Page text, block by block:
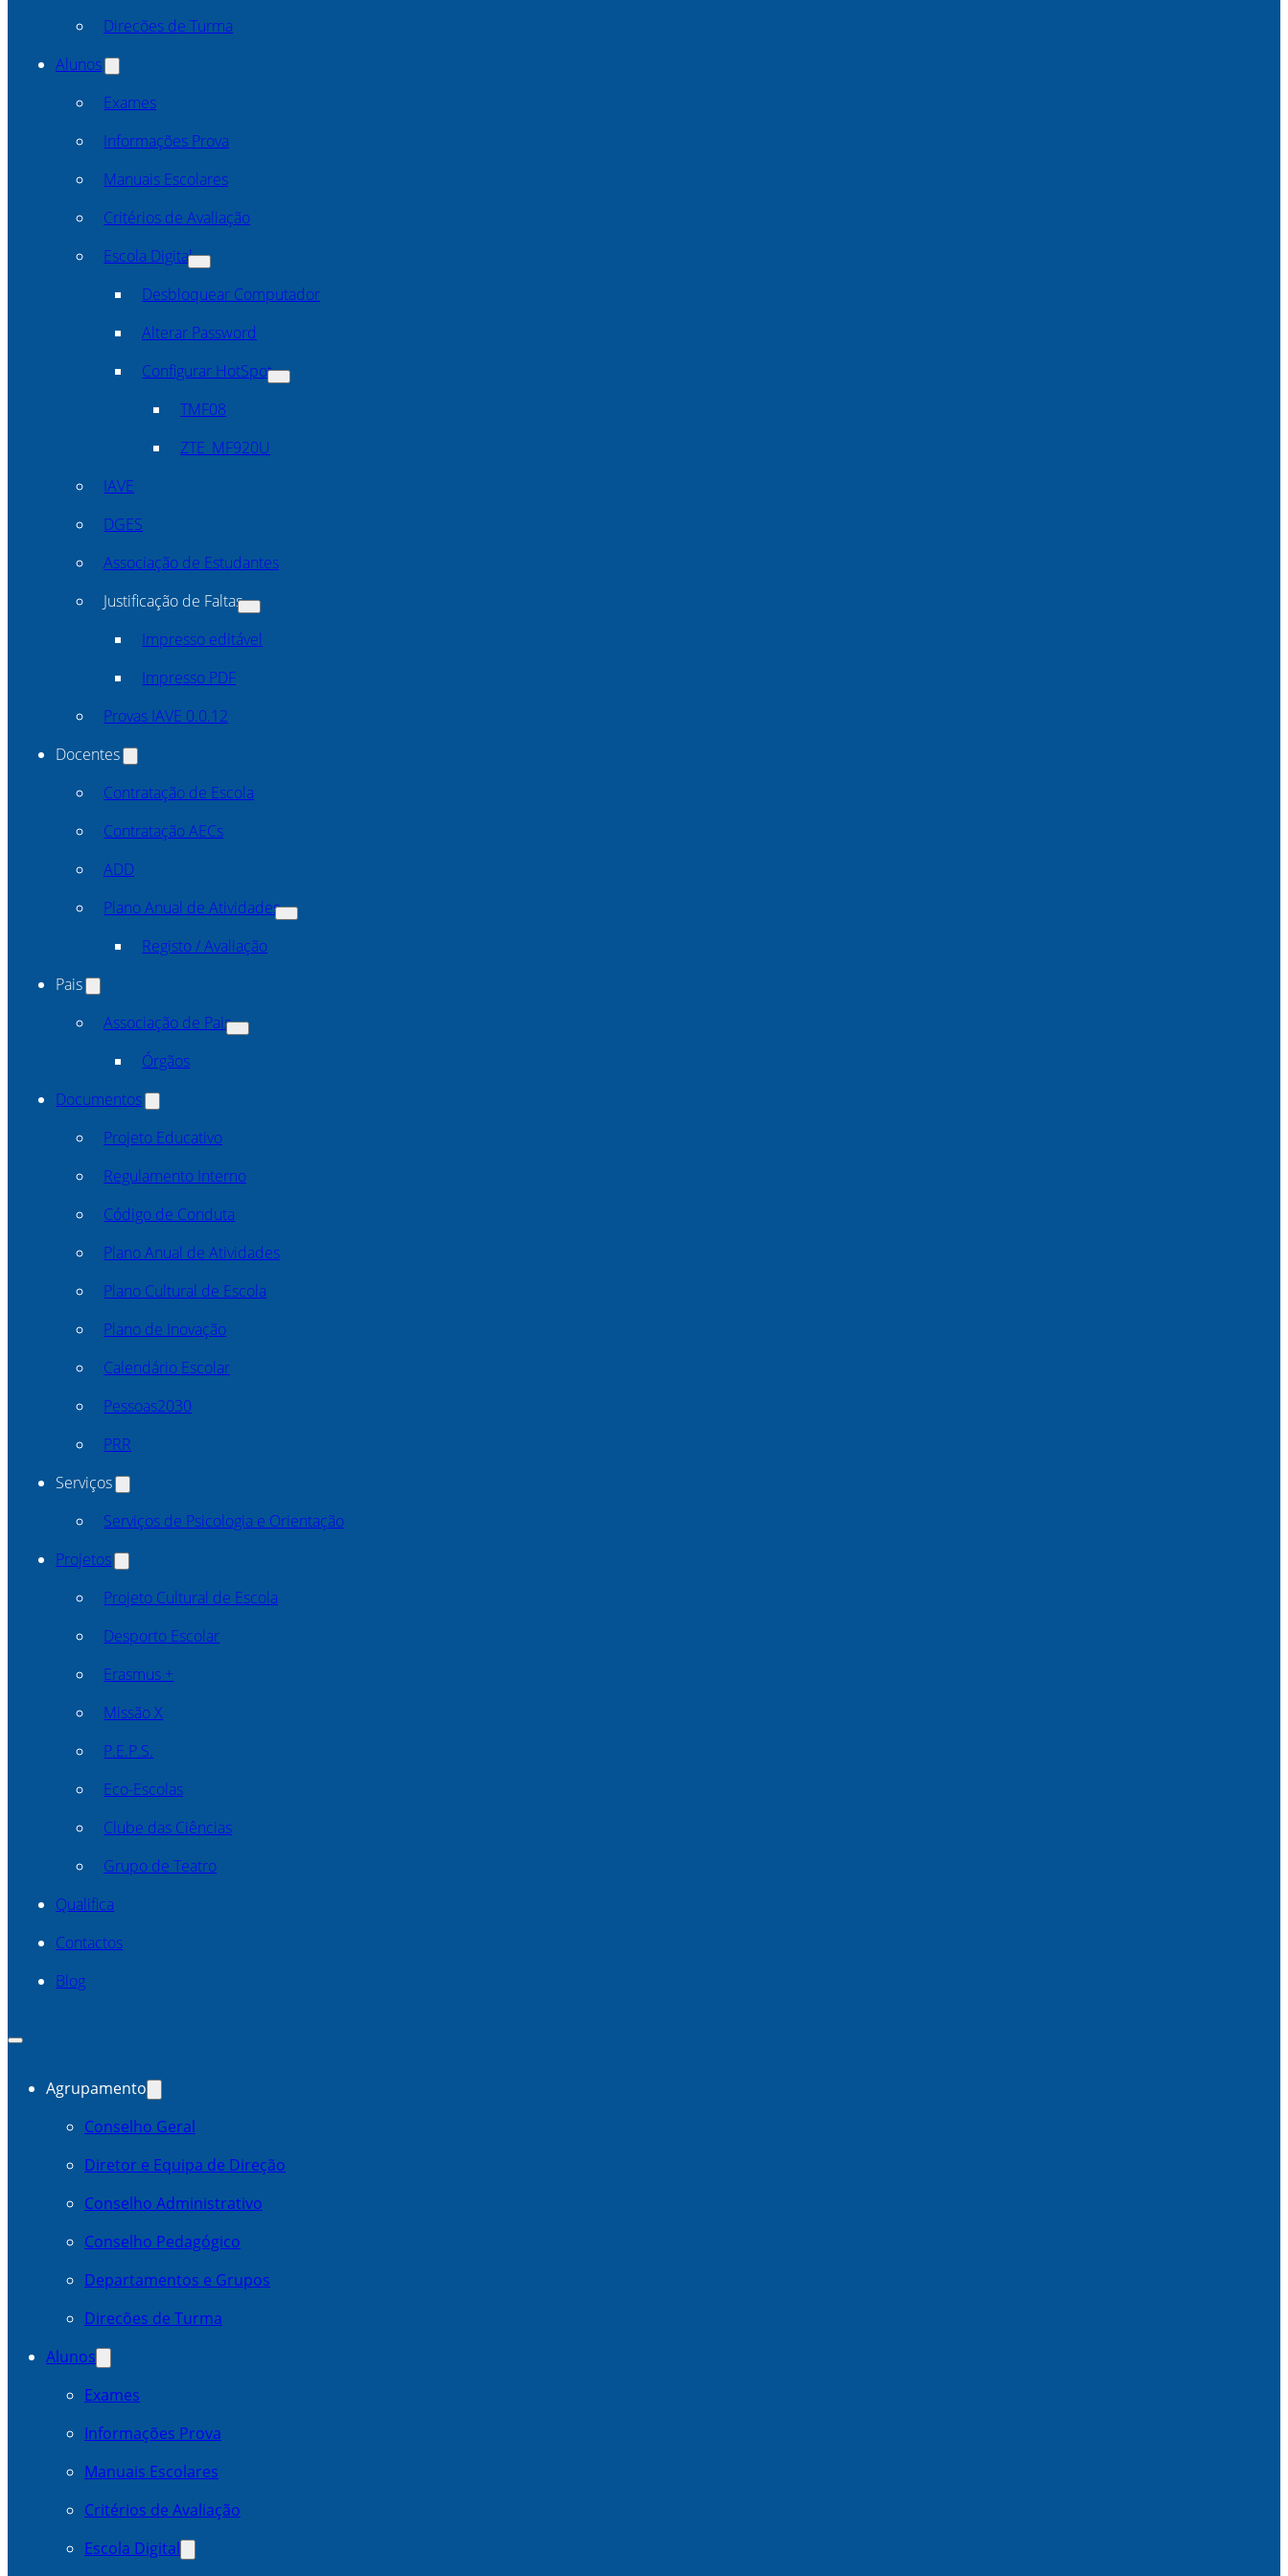
Direcões de Turma
Alunos
Exames
Informações Prova
Manuais Escolares
Critérios de Avaliação
Escola Digital
Desbloquear Computador
Alterar Password
Configurar HotSpot
TMF08
ZTE_MF920U
IAVE
DGES
Associação de Estudantes
Justificação de Faltas
Impresso editável
Impresso PDF
Provas IAVE 0.0.12
Docentes
Contratação de Escola
Contratação AECs
ADD
Plano Anual de Atividades
Registo / Avaliação
Pais
Associação de Pais
Órgãos
Documentos
Projeto Educativo
Regulamento Interno
Código de Conduta
Plano Anual de Atividades
Plano Cultural de Escola
Plano de Inovação
Calendário Escolar
Pessoas2030
PRR
Serviços
Serviços de Psicologia e Orientação
Projetos
Projeto Cultural de Escola
Desporto Escolar
Erasmus +
Missão X
P.E.P.S.
Eco-Escolas
Clube das Ciências
Grupo de Teatro
Qualifica
Contactos
Blog
Agrupamento
Conselho Geral
Diretor e Equipa de Direção
Conselho Administrativo
Conselho Pedagógico
Departamentos e Grupos
Direcões de Turma
Alunos
Exames
Informações Prova
Manuais Escolares
Critérios de Avaliação
Escola Digital